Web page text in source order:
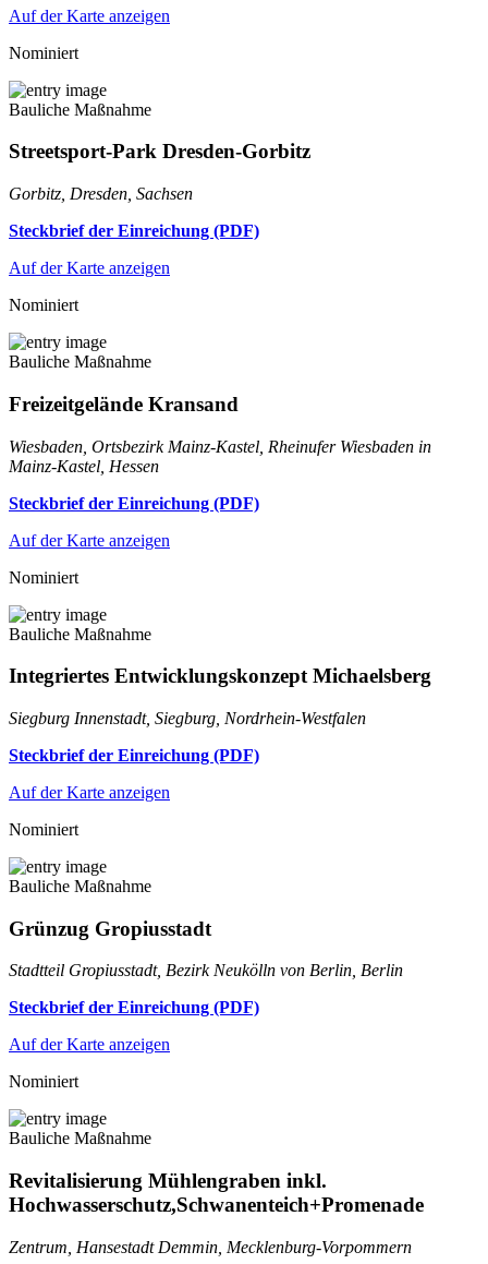
Auf der Karte anzeigen
Nominiert
Bauliche Maßnahme
Streetsport-Park Dresden-Gorbitz
Gorbitz, Dresden, Sachsen
Steckbrief der Einreichung (PDF)
Auf der Karte anzeigen
Nominiert
Bauliche Maßnahme
Freizeitgelände Kransand
Wiesbaden, Ortsbezirk Mainz-Kastel, Rheinufer Wiesbaden in
Mainz-Kastel, Hessen
Steckbrief der Einreichung (PDF)
Auf der Karte anzeigen
Nominiert
Bauliche Maßnahme
Integriertes Entwicklungskonzept Michaelsberg
Siegburg Innenstadt, Siegburg, Nordrhein-Westfalen
Steckbrief der Einreichung (PDF)
Auf der Karte anzeigen
Nominiert
Bauliche Maßnahme
Grünzug Gropiusstadt
Stadtteil Gropiusstadt, Bezirk Neukölln von Berlin, Berlin
Steckbrief der Einreichung (PDF)
Auf der Karte anzeigen
Nominiert
Bauliche Maßnahme
Revitalisierung Mühlengraben inkl.
Hochwasserschutz,Schwanenteich+Promenade
Zentrum, Hansestadt Demmin, Mecklenburg-Vorpommern